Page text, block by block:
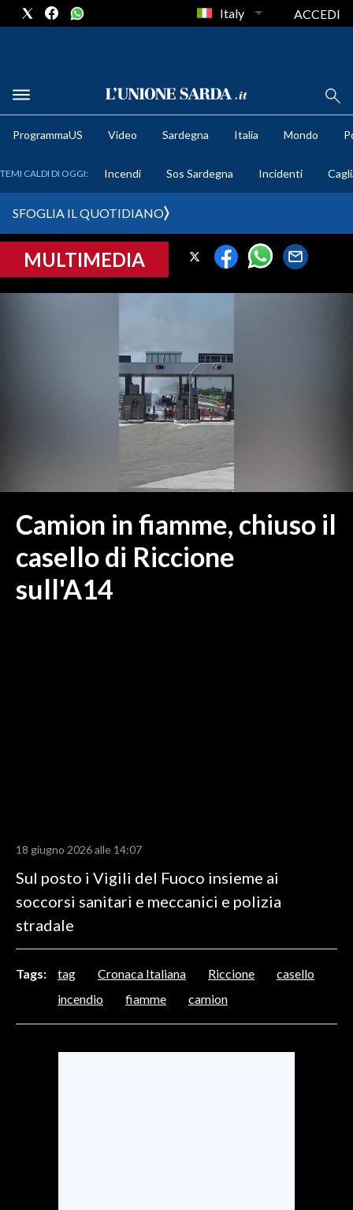
METEO
CRONACA SARDEGNA
ORISTANO E PROVINCIA
SASSARI E PROVINCIA
ITALIA
MONDO
RISULTATI E CLASSIFICHE
CALCIO
CALCIO REGIONALE
BASKET
VOLLEY
MOTORI
Italy ACCEDI
ProgrammaUS Video Sardegna Italia Mondo
TEMI CALDI DI OGGI: Incendi Sos Sardegna Incidenti
SFOGLIA IL QUOTIDIANO
MULTIMEDIA
Camion in fiamme, chiuso il
casello di Riccione
sull'A14
18 giugno 2026 alle 14:07
Sul posto i Vigili del Fuoco insieme ai
soccorsi sanitari e meccanici e polizia
stradale
Tags: tag Cronaca Italiana Riccione
casello
incendio
fiamme camion